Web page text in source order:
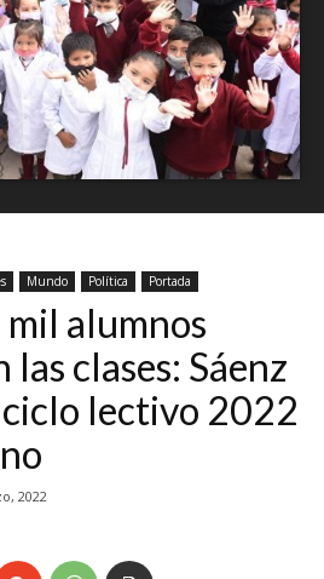
Mundo Política Portada
alumnos
clases: Sáenz
lectivo 2022
2022